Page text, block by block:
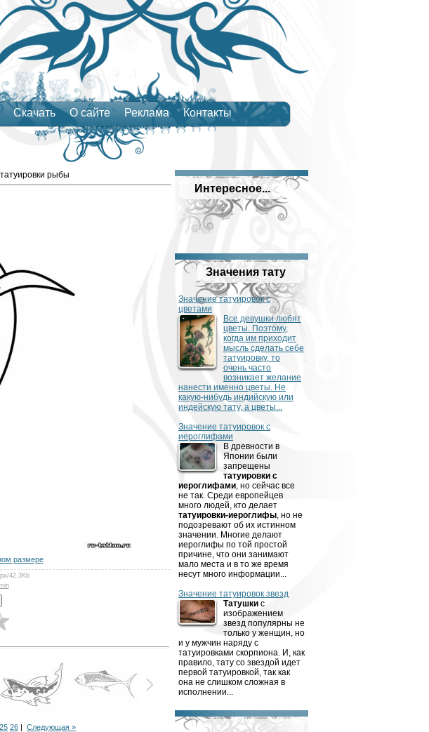
Скачать О сайте Реклама Контакты
Интересное...
Значения тату
Значение татуировок с
цветами
Все девушки любят
цветы. Поэтому,
когда им приходит
мысль сделать себе
татуировку, то
очень часто
возникает желание
нанести именно цветы. Не
какую-нибудь индийскую или
индейскую тату, а цветы...
Значение татуировок с
иероглифами
В древности­­­ в
Японии были
запрещены
татуировки с
иероглифами, но сейчас все
не так. Среди европейцев
много людей, кто делает
татуировки-иероглифы, но не
подозревают об их истинном
значении. Многие делают
иероглифы по той простой
причине, что они занимают
мало места и в то же время
несут много информации...
Значение татуировок звезд
Татушки с
изображением
звезд популярны не
только у женщин, но
и у мужчин наряду с
татуировками скорпиона. И, как
правило, тату со звездой идет
первой татуировкой, так как
она не слишком сложная в
исполнении...
рыбы
размере
42.3Kb
25 26 | Следующая »